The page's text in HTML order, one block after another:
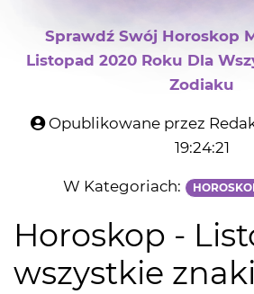
Sprawdź Swój Horoskop
Listopad 2020 Roku Dla
Zodiaku
Opublikowane przez
19:24:21
W Kategoriach:
Horoskop -
wszystkie